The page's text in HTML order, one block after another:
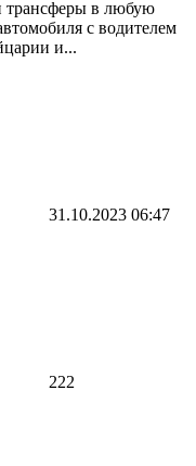
трансферы в любую
с водителем
и...
31.10.2023 06:47
222